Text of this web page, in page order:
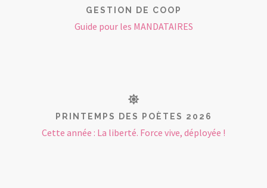
GESTION DE COOP
Guide pour les MANDATAIRES
PRINTEMPS DES POÈTES 2026
Cette année : La liberté. Force vive, déployée !